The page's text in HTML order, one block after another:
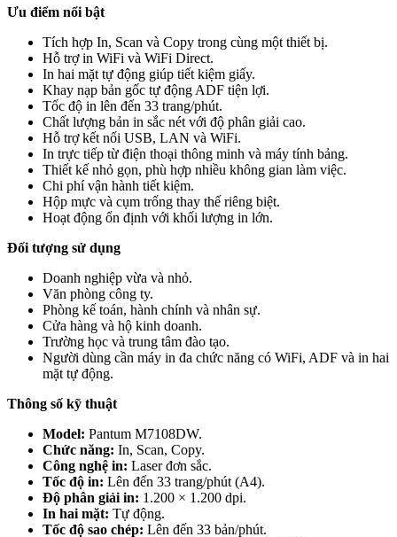
Ưu điểm nổi bật
Tích hợp In, Scan và Copy trong cùng một thiết bị.
Hỗ trợ in WiFi và WiFi Direct.
In hai mặt tự động giúp tiết kiệm giấy.
Khay nạp bản gốc tự động ADF tiện lợi.
Tốc độ in lên đến 33 trang/phút.
Chất lượng bản in sắc nét với độ phân giải cao.
Hỗ trợ kết nối USB, LAN và WiFi.
In trực tiếp từ điện thoại thông minh và máy tính bảng.
Thiết kế nhỏ gọn, phù hợp nhiều không gian làm việc.
Chi phí vận hành tiết kiệm.
Hộp mực và cụm trống thay thế riêng biệt.
Hoạt động ổn định với khối lượng in lớn.
Đối tượng sử dụng
Doanh nghiệp vừa và nhỏ.
Văn phòng công ty.
Phòng kế toán, hành chính và nhân sự.
Cửa hàng và hộ kinh doanh.
Trường học và trung tâm đào tạo.
Người dùng cần máy in đa chức năng có WiFi, ADF và in hai
mặt tự động.
Thông số kỹ thuật
Model: Pantum M7108DW.
Chức năng: In, Scan, Copy.
Công nghệ in: Laser đơn sắc.
Tốc độ in: Lên đến 33 trang/phút (A4).
Độ phân giải in: 1.200 × 1.200 dpi.
In hai mặt: Tự động.
Tốc độ sao chép: Lên đến 33 bản/phút.